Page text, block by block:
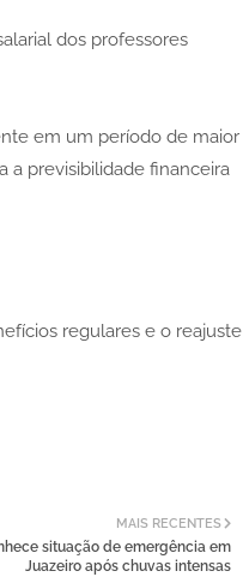
dos professores
em um período de maior
a previsibilidade financeira
regulares e o reajuste
MAIS RECENTES
situação de emergência em
Juazeiro após chuvas intensas